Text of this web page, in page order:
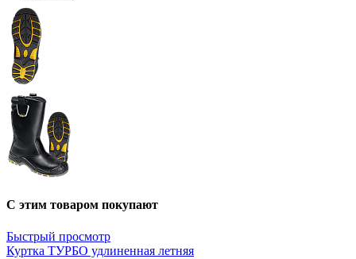
С этим товаром покупают
Быстрый просмотр
Куртка ТУРБО удлиненная летняя